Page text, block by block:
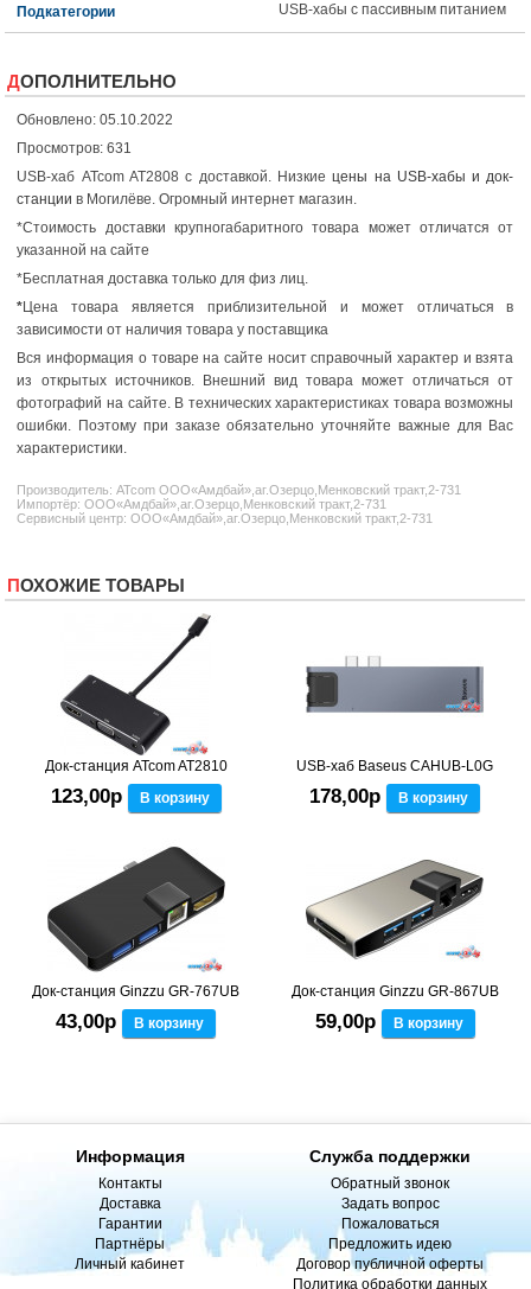
Подкатегории USB-хабы с пассивным питанием
ДОПОЛНИТЕЛЬНО
Обновлено: 05.10.2022
Просмотров: 631
USB-хаб ATcom AT2808 с доставкой. Низкиецены на USB-хабы и док-
станции в Могилёве. Огромный интернет магазин.
*Стоимость доставки крупногабаритного товара может отличатся от
указанной на сайте
*Бесплатная доставка только для физ лиц.
*Цена товара является приблизительной и может отличаться в
зависимости от наличия товара у поставщика
Вся информация о товаре на сайте носит справочный характер и взята
из открытых источников. Внешний вид товара может отличаться от
фотографий на сайте. В технических характеристиках товара возможны
ошибки. Поэтому при заказе обязательно уточняйте важные для Вас
характеристики.
Производитель:ATcom ООО«Амдбай»,аг.Озерцо,Менковский тракт,2-731
Импортёр: ООО«Амдбай»,аг.Озерцо,Менковский тракт,2-731
Сервисный центр: ООО«Амдбай»,аг.Озерцо,Менковский тракт,2-731
ПОХОЖИЕ ТОВАРЫ
Док-станция ATcom AT2810
123,00р В корзину
USB-хаб Baseus CAHUB-L0G
178,00р В корзину
Док-станция Ginzzu GR-767UB
43,00р В корзину
Док-станция Ginzzu GR-867UB
59,00р В корзину
Информация
Контакты
Доставка
Гарантии
Партнёры
Личный кабинет
Служба поддержки
Обратный звонок
Задать вопрос
Пожаловаться
Предложить идею
Договор публичной оферты
Политика обработки данных